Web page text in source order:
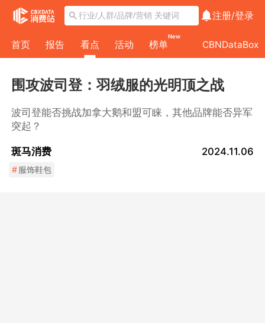
注册/登录
首页 报告 看点 活动 榜单
New
CBNDataBox
围攻波司登：羽绒服的光明顶之战
波司登能否挑战加拿大鹅和盟可睐，其他品牌能否异军
突起？
斑马消费 2024.11.06
#服饰鞋包